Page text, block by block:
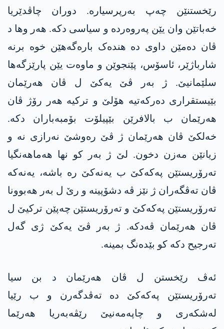
رێخستنێن چەپ بەرپرسیارە. دوران چاڤدێریا
خەباتێن وان یێن پەروەردە و سیاسی دکە. ھەر وھا د
ڤان دەمێن داوی دە ھندەک بارەگەھێن خوە برنە
شارباژێر، ئاسۆس، پێنجوێن و ماوەت یێن پارێزگەھا
سلێمانیێ. ژ بەر ڤێ یەکێ ل ڤان ھەرێمان
بێیستقراری دەرکەتیە ھۆلێ و ترکیە ھەر رۆژ ڤان
ھەرێمان ب بالافرێن بێپیلۆت بۆمبەباران دکە.
خەلکێ ڤان ھەرێمان ژ ڤێ رەوشێ نەرازی نە و
زیانێن مەزن دخون. لێ ژ بەر کو نھا ھەماھەنگیا
تەرۆریستێن پەکەکێ ب یەنەکێ رە باشە، یەنەکە
ڤان تەڤگەران ژ نێز ڤە دشۆپینە و رێ ل بەر ھەبوونا
تەرۆریستێن پەکەکێ و تەرۆریستێن چەپێن ترکیێ ل
ڤان ھەرێمان ڤەدکە. ژ بەر ڤێ یەکێ ژی گەل
تەرجیح دکە کو بێدەنگ بمینە.
ئەڤ رێخستن ل ڤان ھەرێمان د بن سیا
تەرۆریستێن پەکەکێ دە تەڤدگەرن و ب رێیا
لەشکەری و چاپەمەنیێ رێڤەبەریا ھەرێما